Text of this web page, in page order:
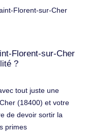
Florent-sur-Cher
Florent-sur-Cher
?
tout juste une
(18400) et votre
de devoir sortir la
primes